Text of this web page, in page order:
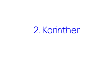
2. Korinther